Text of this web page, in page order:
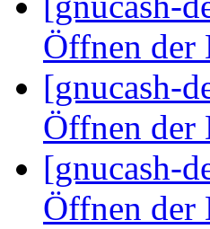
Öffnen der
[gnucash-
Öffnen der
[gnucash-
Öffnen der